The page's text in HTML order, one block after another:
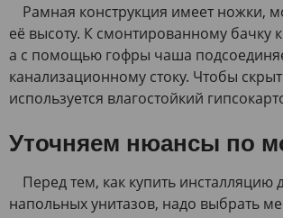
Рамная конструкция имеет ножки,
её высоту. К смонтированному бачку
а с помощью гофры чаша
канализационному стоку. Чтобы
используется влагостойкий
Уточняем нюансы по
Перед тем, как купить инсталляцию
напольных унитазов, надо выбрать